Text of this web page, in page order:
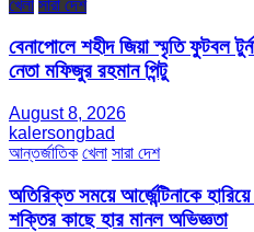
খেলা সারা দেশ
বেনাপোলে শহীদ জিয়া স্মৃতি ফুটবল
নেতা মফিজুর রহমান পিন্টু
August 8, 2026
kalersongbad
আন্তর্জাতিক খেলা সারা দেশ
অতিরিক্ত সময়ে আর্জেন্টিনাকে
শক্তির কাছে হার মানল অভিজ্ঞতা